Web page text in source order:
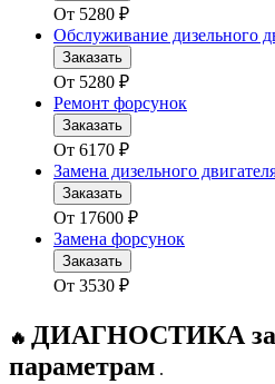
От 5280 ₽
Обслуживание дизельного
Заказать
От 5280 ₽
Ремонт форсунок
Заказать
От 6170 ₽
Замена дизельного
Заказать
От 17600 ₽
Замена форсунок
Заказать
От 3530 ₽
🔥 ДИАГНОСТИКА за
параметрам .